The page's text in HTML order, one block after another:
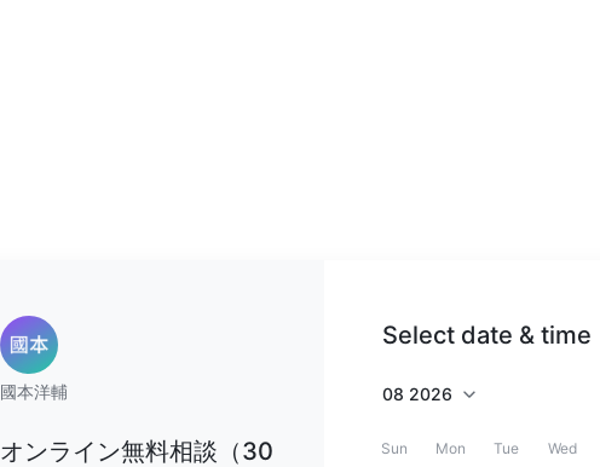
國本洋輔
オンライン無料相談（30
Select date & time
08 2026
Sun Mon Tue Wed